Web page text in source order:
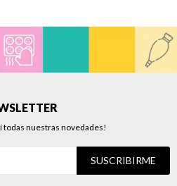
todas nuestras novedades!
SUSCRIBIRME